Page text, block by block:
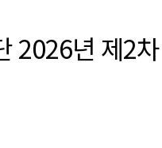
2026년 제2